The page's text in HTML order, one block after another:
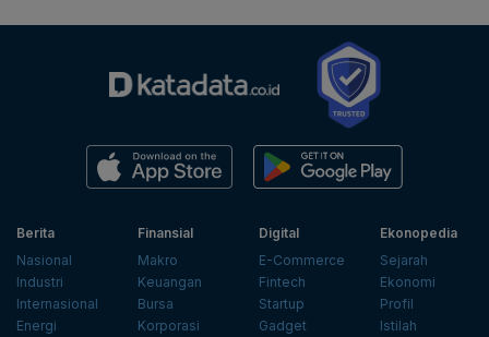
Berita
Nasional
Industri
Internasional
Energi
Finansial
Makro
Keuangan
Bursa
Korporasi
Digital
E-Commerce
Fintech
Startup
Gadget
Ekonopedia
Sejarah
Ekonomi
Profil
Istilah